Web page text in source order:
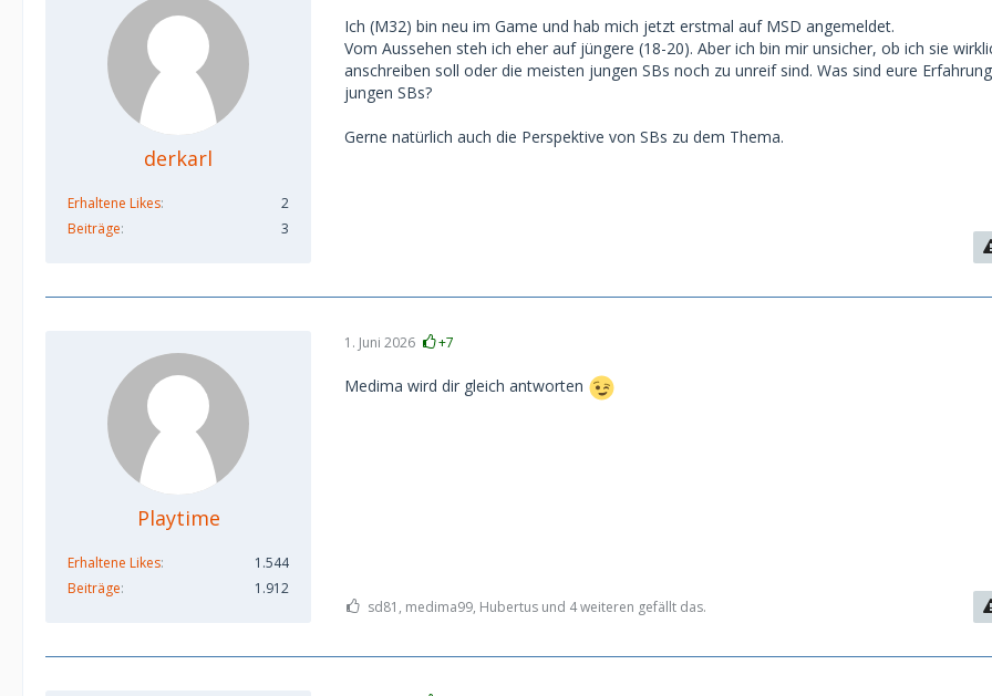
derkarl
Erhaltene Likes
2
Beiträge
3
Ich (M32) bin neu im Game und hab mich jetzt erstmal auf MSD angemeldet.
Vom Aussehen steh ich eher auf jüngere (18-20). Aber ich bin mir unsicher, ob ich sie
anschreiben soll oder die meisten jungen SBs noch zu unreif sind. Was sind eure
jungen SBs?
Gerne natürlich auch die Perspektive von SBs zu dem Thema.
Playtime
Erhaltene Likes
1.544
Beiträge
1.912
1. Juni 2026 +7
Medima wird dir gleich antworten
sd81, medima99, Hubertus und 4 weiteren gefällt das.